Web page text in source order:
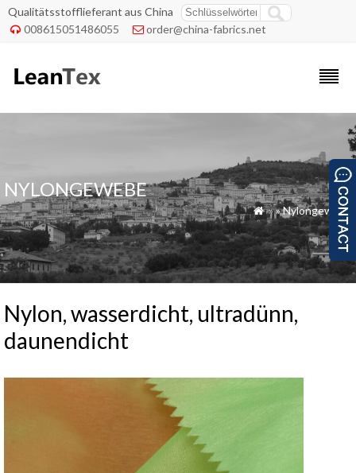
Qualitätsstofflieferant aus China
 008615051486055  order@china-fabrics.net
NYLONGEWEBE
 »»Nylongewebe
Nylon, wasserdicht, ultradünn,
daunendicht